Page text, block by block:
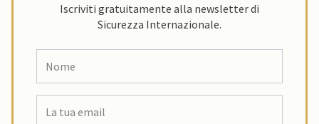
Iscriviti gratuitamente alla newsletter di
Sicurezza Internazionale.